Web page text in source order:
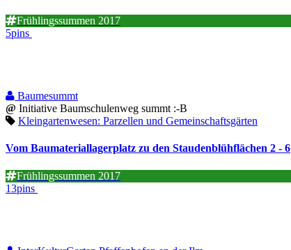
Frühlingssummen 2017
5pins
Baumesummt
@ Initiative Baumschulenweg summt :-B
Kleingartenwesen: Parzellen und Gemeinschaftsgärten
Vom Baumateriallagerplatz zu den Staudenblühflächen 2 - 6
Frühlingssummen 2017
13pins